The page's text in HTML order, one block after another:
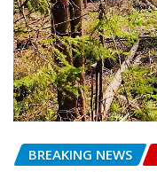
BREAKING NEWS